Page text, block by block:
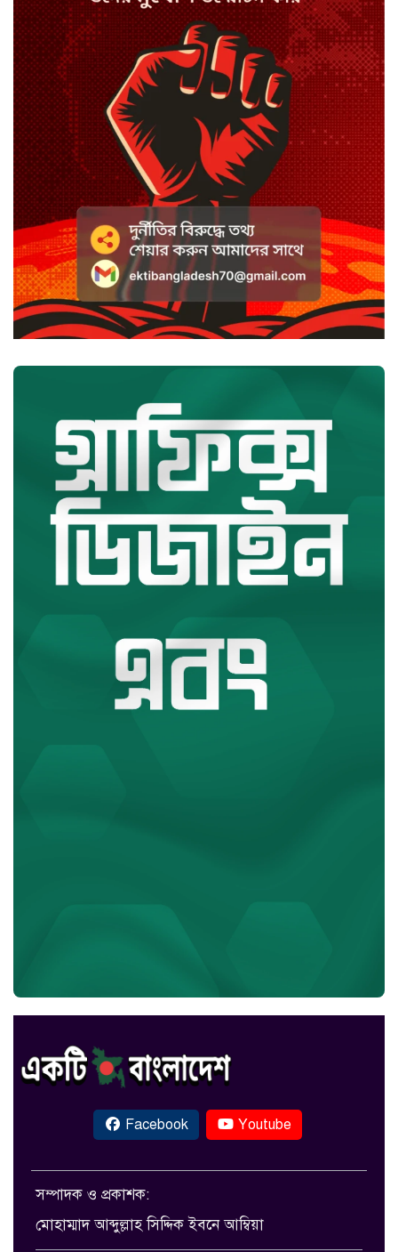
স্পিকারের নামে জাল ডিও, প্রতারণার
অভিযোগে এসিল্যান্ডের বিরুদ্ধে মামলা
সাদা না বাদামি চিনি, কোনটি ভালো?
হাসানের ৪ উইকেটের দিনে ধুঁকছে
বাংলাদেশ
Facebook Youtube
সম্পাদক ও প্রকাশক:
মোহাম্মাদ আব্দুল্লাহ সিদ্দিক ইবনে আম্বিয়া